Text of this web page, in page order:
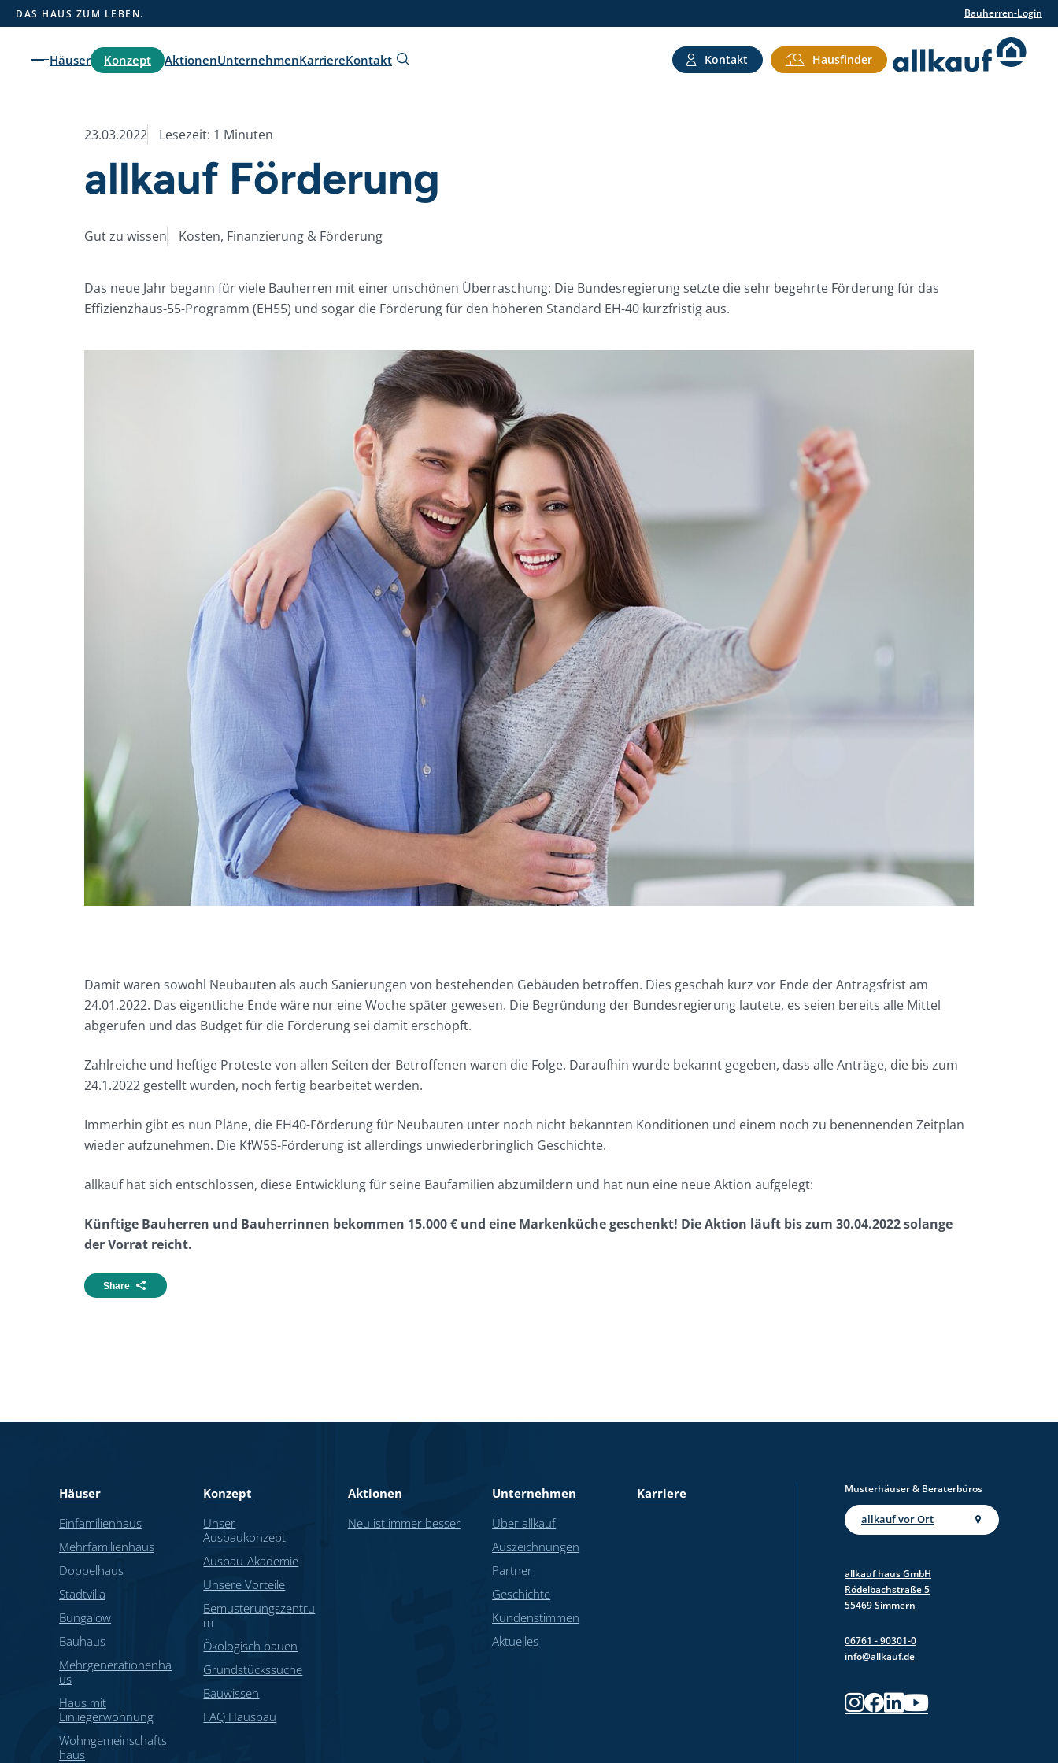
DAS HAUS ZUM LEBEN. Bauherren-Login
Häuser Konzept AktionenUnternehmenKarriereKontakt Kontakt Hausfinder
Aktionshäuser
Pure Home 1
Pure Home 2
Pure Home 4
Pure Home 6
Unser Ausbaukonzept
Hausausstattung
Dienstleistungspakete
Energietechnik
Aktuelles
Stelltermine
News
23.03.2022 Lesezeit: 1 Minuten
allkauf Förderung
Gut zu wissen Kosten, Finanzierung & Förderung
Das neue Jahr begann für viele Bauherren mit einer unschönen Überraschung: Die Bundesregierung setzte die sehr begehrte Förderung für das
Effizienzhaus-55-Programm (EH55) und sogar die Förderung für den höheren Standard EH-40 kurzfristig aus.
Damit waren sowohl Neubauten als auch Sanierungen von bestehenden Gebäuden betroffen. Dies geschah kurz vor Ende der Antragsfrist am
24.01.2022. Das eigentliche Ende wäre nur eine Woche später gewesen. Die Begründung der Bundesregierung lautete, es seien bereits alle Mittel
abgerufen und das Budget für die Förderung sei damit erschöpft.
Zahlreiche und heftige Proteste von allen Seiten der Betroffenen waren die Folge. Daraufhin wurde bekannt gegeben, dass alle Anträge, die bis zum
24.1.2022 gestellt wurden, noch fertig bearbeitet werden.
Immerhin gibt es nun Pläne, die EH40-Förderung für Neubauten unter noch nicht bekannten Konditionen und einem noch zu benennenden Zeitplan
wieder aufzunehmen. Die KfW55-Förderung ist allerdings unwiederbringlich Geschichte.
allkauf hat sich entschlossen, diese Entwicklung für seine Baufamilien abzumildern und hat nun eine neue Aktion aufgelegt:
Künftige Bauherren und Bauherrinnen bekommen 15.000 € und eine Markenküche geschenkt! Die Aktion läuft bis zum 30.04.2022 solange
der Vorrat reicht.
Share
Häuser
Einfamilienhaus
Mehrfamilienhaus
Doppelhaus
Stadtvilla
Bungalow
Bauhaus
Mehrgenerationenha
us
Haus mit
Einliegerwohnung
Wohngemeinschafts
haus
Konzept
Unser
Ausbaukonzept
Ausbau-Akademie
Unsere Vorteile
Bemusterungszentru
m
Ökologisch bauen
Grundstückssuche
Bauwissen
FAQ Hausbau
Aktionen
Neu ist immer besser
Unternehmen
Über allkauf
Auszeichnungen
Partner
Geschichte
Kundenstimmen
Aktuelles
Karriere Musterhäuser & Beraterbüros
allkauf vor Ort
allkauf haus GmbH
Rödelbachstraße 5
55469 Simmern
06761 - 90301-0
info@allkauf.de